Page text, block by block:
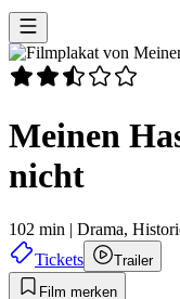
Meinen
nicht
102 min | Drama,
Tickets
Trailer
Film merken